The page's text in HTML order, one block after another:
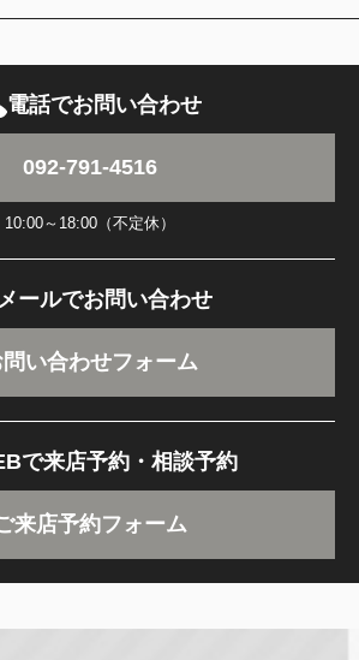
電話でお問い合わせ
092-791-4516
10:00～18:00（不定休）
ールでお問い合わせ
問い合わせフォーム
で来店予約・相談予約
来店予約フォーム